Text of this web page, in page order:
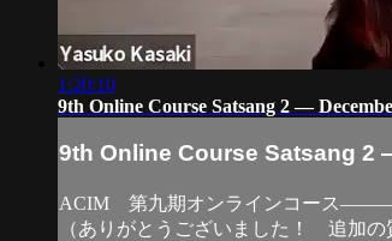
1:20:10
9th Online Course Satsang 2 —
9th Online Course Satsang 2
ACIM 第九期オンラインコース
（ありがとうございました！ 追加の